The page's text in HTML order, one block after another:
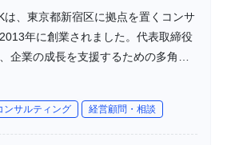
は、東京都新宿区に拠点を置くコンサ
年に創業されました。代表取締役
企業の成長を支援するための多角的
ます。
ンサルティング 経営顧問・相談